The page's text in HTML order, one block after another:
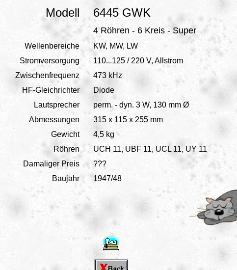
Modell
6445 GWK
4 Röhren - 6 Kreis - Super
Wellenbereiche
KW, MW, LW
Stromversorgung
110...125 / 220 V, Allstrom
Zwischenfrequenz
473 kHz
HF-Gleichrichter
Diode
Lautsprecher
perm. - dyn. 3 W, 130 mm Ø
Abmessungen
315 x 115 x 255 mm
Gewicht
4,5 kg
Röhren
UCH 11, UBF 11, UCL 11, UY 11
Damaliger Preis
???
Baujahr
1947/48